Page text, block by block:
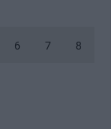
6 7 8